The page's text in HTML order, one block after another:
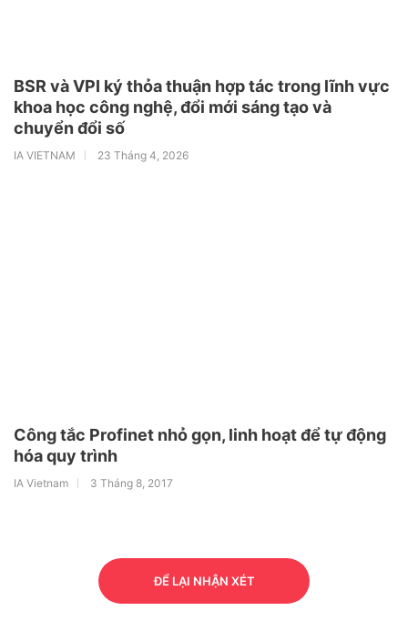
BSR và VPI ký thỏa thuận hợp tác trong lĩnh vực
khoa học công nghệ, đổi mới sáng tạo và
chuyển đổi số
IA VIETNAM 23 Tháng 4, 2026
Công tắc Profinet nhỏ gọn, linh hoạt để tự động
hóa quy trình
IA Vietnam 3 Tháng 8, 2017
ĐỂ LẠI NHẬN XÉT